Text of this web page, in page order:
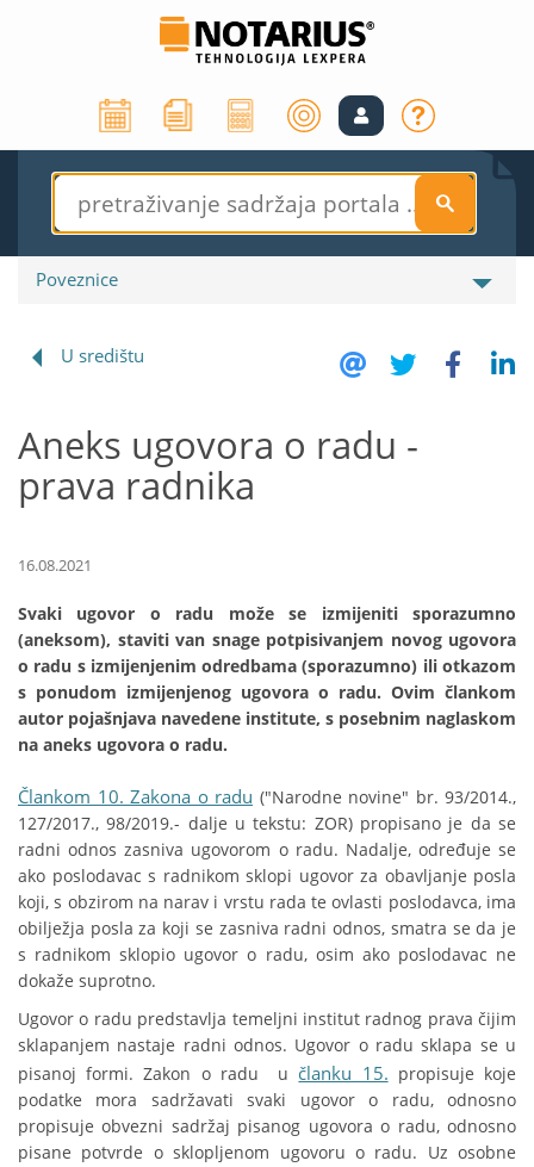
S
Poveznice
U središtu
Aneks ugovora o radu -
prava radnika
16.08.2021
Svaki ugovor o radu može se izmijeniti sporazumno
(aneksom), staviti van snage potpisivanjem novog ugovora
o radu s izmijenjenim odredbama (sporazumno) ili otkazom
s ponudom izmijenjenog ugovora o radu. Ovim člankom
autor pojašnjava navedene institute, s posebnim naglaskom
na aneks ugovora o radu.
Člankom 10. Zakona o radu ("Narodne novine" br. 93/2014.,
127/2017., 98/2019.- dalje u tekstu: ZOR) propisano je da se
radni odnos zasniva ugovorom o radu. Nadalje, određuje se
ako poslodavac s radnikom sklopi ugovor za obavljanje posla
koji, s obzirom na narav i vrstu rada te ovlasti poslodavca, ima
obilježja posla za koji se zasniva radni odnos, smatra se da je
s radnikom sklopio ugovor o radu, osim ako poslodavac ne
dokaže suprotno.
Ugovor o radu predstavlja temeljni institut radnog prava čijim
sklapanjem nastaje radni odnos. Ugovor o radu sklapa se u
pisanoj formi. Zakon o radu u članku 15. propisuje koje
podatke mora sadržavati svaki ugovor o radu, odnosno
propisuje obvezni sadržaj pisanog ugovora o radu, odnosno
pisane potvrde o sklopljenom ugovoru o radu. Uz osobne